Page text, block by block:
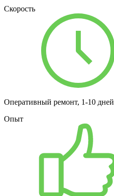
Скорость
Оперативный ремонт, 1-10 дней
Опыт